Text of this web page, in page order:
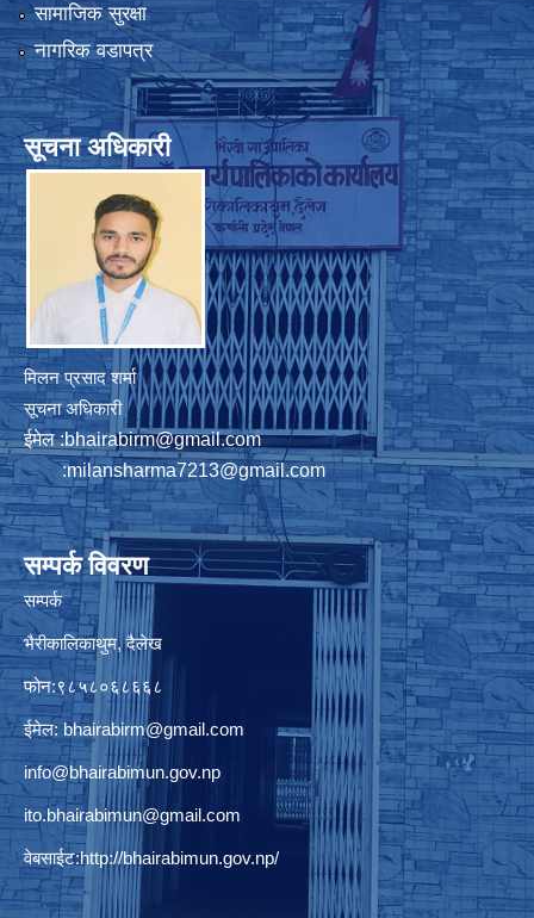
सामाजिक सुरक्षा
नागरिक वडापत्र
सूचना अधिकारी
मिलन प्रसाद शर्मा
सूचना अधिकारी
ईमेल :bhairabirm@gmail.com
:milansharma7213@gmail.com
सम्पर्क विवरण
सम्पर्क
भैरीकालिकाथुम, दैलेख
फोन:९८५८०६८६६८
ईमेल: bhairabirm@gmail.com
info@bhairabimun.gov.np
ito.bhairabimun@gmail.com
वेबसाईट:http://bhairabimun.gov.np/